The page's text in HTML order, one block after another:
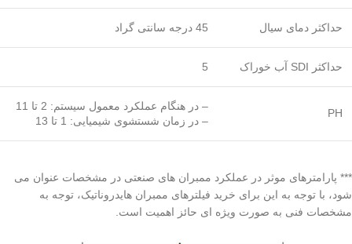
حداکثر دمای سیال 45 درجه سانتی گراد
حداکثر SDI آب خوراک 5
PH
– در هنگام عملکرد معمول سیستم: 2 تا 11
– در زمان شستشوی شیمیایی: 1 تا 13
*** پارامترهای موثر در عملکرد ممبران های صنعتی در مشخصات عنوان می
شود، با توجه به این برای خرید فیلترهای ممبران هایدروناتیک، توجه به
مشخصات فنی به صورت ویژه ای حائز اهمیت است.